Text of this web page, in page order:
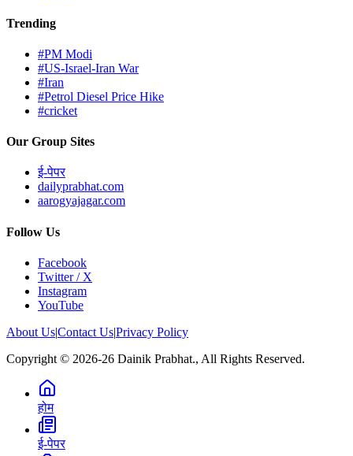
Trending
#PM Modi
#US-Israel-Iran War
#Iran
#Petrol Diesel Price Hike
#cricket
Our Group Sites
ई-पेपर
dailyprabhat.com
aarogyajagar.com
Follow Us
Facebook
Twitter / X
Instagram
YouTube
About Us|Contact Us|Privacy Policy
Copyright © 2026-26 Dainik Prabhat., All Rights Reserved.
होम
ई-पेपर